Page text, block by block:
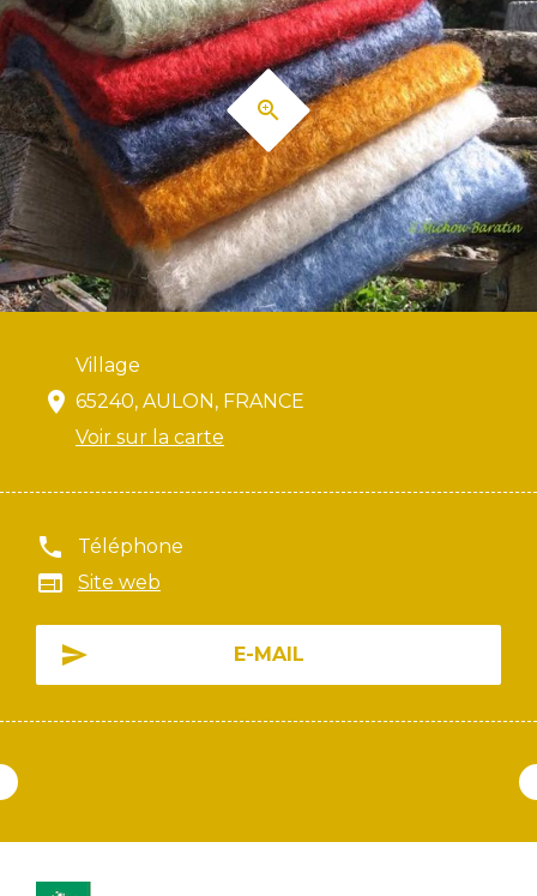
Village
65240, AULON, FRANCE
Voir sur la carte
Téléphone
Site web
E-MAIL